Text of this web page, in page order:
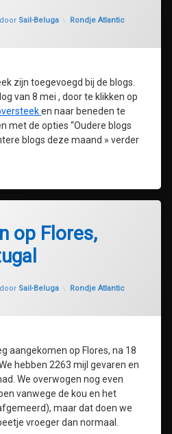
Geüpdatet op 30 juli 2020
door Sail-Beluga Categorieën:
Rondje Atlantic
zijn toegevoegd bij de blogs.
van 8 mei , door te klikken op
en naar beneden te
met de opties “Oudere blogs
blogs deze maand » verder
op Flores,
Geüpdatet op 30 juli 2020
door Sail-Beluga Categorieën:
Rondje Atlantic
aangekomen op Flores, na 18
hebben 2263 mijl gevaren en
We overwogen nog even
vanwege de kou en het
maar dat doen we
vroeger dan normaal.